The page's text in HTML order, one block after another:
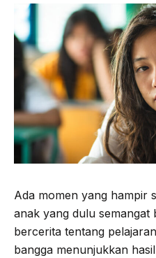
Ada momen yang hampir
anak yang dulu semangat
bercerita tentang
bangga menunjukkan